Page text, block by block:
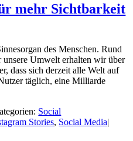
mehr Sichtbarkeit
des Menschen. Rund
Umwelt erhalten wir über
dass sich derzeit alle Welt auf
täglich, eine Milliarde
Social
Stories, Social Media|